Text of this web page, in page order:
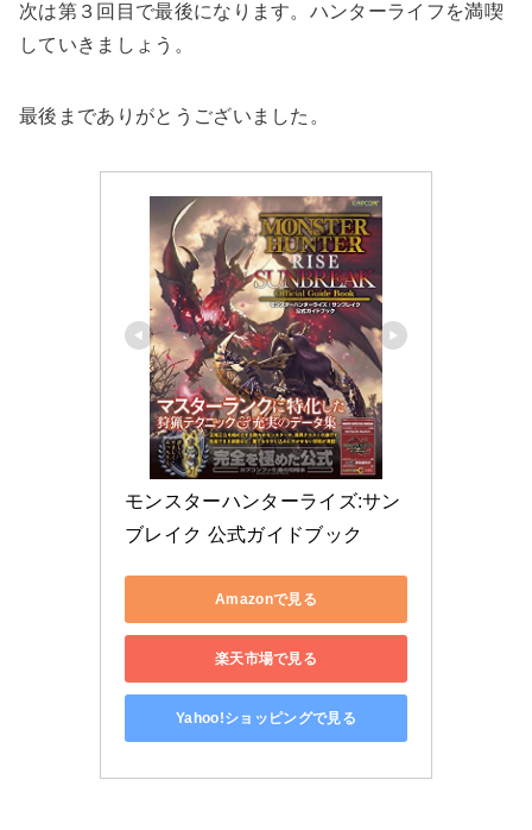
次は第３回目で最後になります。ハンターライフを満喫
していきましょう。
最後までありがとうございました。
モンスターハンターライズ:サン
ブレイク 公式ガイドブック
Amazonで見る
楽天市場で見る
Yahoo!ショッピングで見る